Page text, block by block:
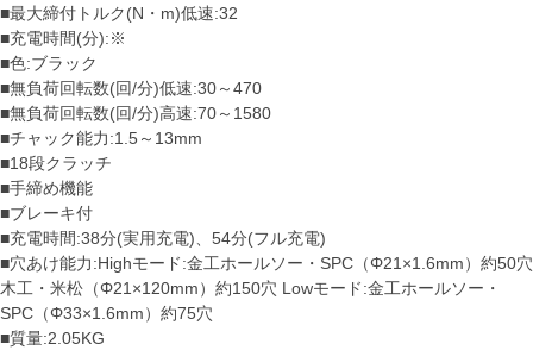
■最大締付トルク(N・m)低速:32
■充電時間(分):※
■色:ブラック
■無負荷回転数(回/分)低速:30～470
■無負荷回転数(回/分)高速:70～1580
■チャック能力:1.5～13mm
■18段クラッチ
■手締め機能
■ブレーキ付
■充電時間:38分(実用充電)、54分(フル充電)
■穴あけ能力:Highモード:金工ホールソー・SPC（Φ21×1.6mm）約50穴
木工・米松（Φ21×120mm）約150穴 Lowモード:金工ホールソー・
SPC（Φ33×1.6mm）約75穴
■質量:2.05KG